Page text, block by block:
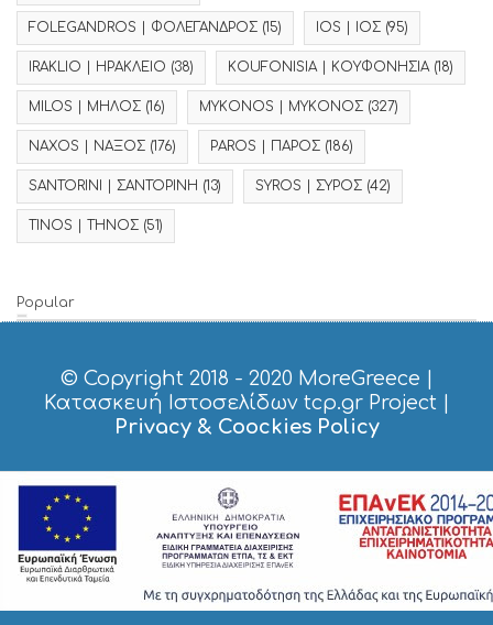
FOLEGANDROS | ΦΟΛΕΓΑΝΔΡΟΣ (15) IOS | ΙΟΣ (95)
IRAKLIO | ΗΡΑΚΛΕΙΟ (38) KOUFONISIA | ΚΟΥΦΟΝΗΣΙΑ(18)
MILOS | ΜΗΛΟΣ (16) MYKONOS | ΜΥΚΟΝΟΣ (327)
NAXOS | ΝΑΞΟΣ (176) PAROS | ΠΑΡΟΣ (186)
SANTORINI | ΣΑΝΤΟΡΙΝΗ (13) SYROS | ΣΥΡΟΣ (42)
TINOS | ΤΗΝΟΣ (51)
Popular
© Copyright 2018 - 2020 MoreGreece
Κατασκευή Ιστοσελίδων tcp.gr Project|
Privacy & Coockies Policy